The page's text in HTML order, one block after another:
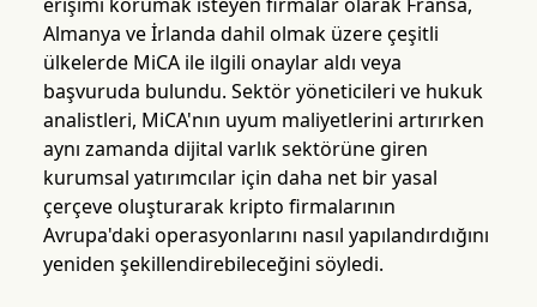
Almanya ve İrlanda dahil olmak üzere çeşitli
ülkelerde MiCA ile ilgili onaylar aldı veya
başvuruda bulundu. Sektör yöneticileri ve hukuk
analistleri, MiCA'nın uyum maliyetlerini artırırken
aynı zamanda dijital varlık sektörüne giren
kurumsal yatırımcılar için daha net bir yasal
çerçeve oluşturarak kripto firmalarının
Avrupa'daki operasyonlarını nasıl yapılandırdığını
yeniden şekillendirebileceğini söyledi.